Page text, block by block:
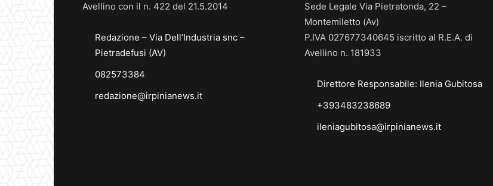
Avellino con il n. 422 del 21.5.2014
Redazione – Via Dell’Industria snc –
Pietradefusi (AV)
082573384
redazione@irpinianews.it
Sede Legale Via Pietratonda, 22 –
Montemiletto (Av)
P.IVA 027677340645 iscritto al R.E.A. di
Avellino n. 181933
Direttore Responsabile: Ilenia Gubitosa
+393483238689
ileniagubitosa@irpinianews.it